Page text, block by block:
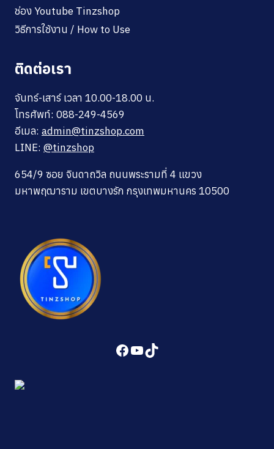
ช่อง Youtube Tinzshop
วิธีการใช้งาน / How to Use
ติดต่อเรา
จันทร์-เสาร์ เวลา 10.00-18.00 น.
โทรศัพท์: 088-249-4569
อีเมล: admin@tinzshop.com
LINE: @tinzshop
654/9 ซอย จินดาถวิล ถนนพระรามที่ 4 แขวง
มหาพฤฒาราม เขตบางรัก กรุงเทพมหานคร 10500
Facebook
YouTube
TikTok